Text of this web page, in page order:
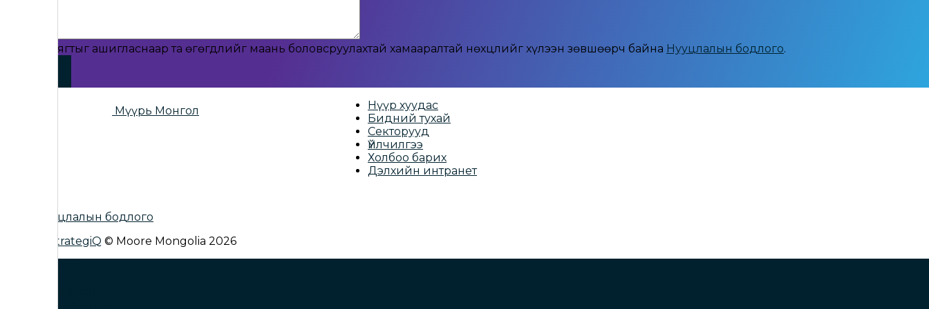
Энэхүү маягтыг ашигласнаар та өгөгдлийг маань боловсруулахтай хамааралтай нөхцлийг хүлээн зөвшөөрч байна Нууцлалын бодлого.
Мүүрь Монгол
Нүүр хуудас
Бидний тухай
Секторууд
Үйлчилгээ
Холбоо барих
Дэлхийн интранет
Нууцлалын бодлого
StrategiQ © Moore Mongolia 2026